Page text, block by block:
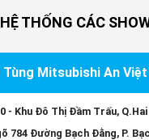
HỆ THỐNG CÁC
Tùng Mitsubishi An
- Khu Đô Thị Đầm Trấu,
784 Đường Bạch Đằng, P.